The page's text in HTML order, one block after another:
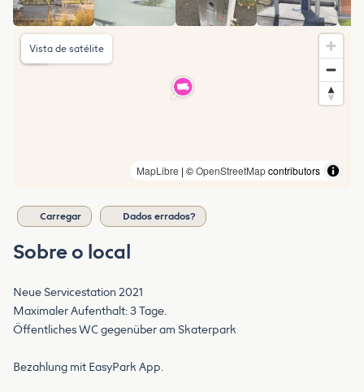
MapLibre | ©OpenStreetMapcontributors
Vista de satélite
Carregar Dados errados?
Sobre o local
Neue Servicestation 2021
Maximaler Aufenthalt: 3 Tage.
Öffentliches WC gegenüber am Skaterpark
Bezahlung mit EasyPark App.